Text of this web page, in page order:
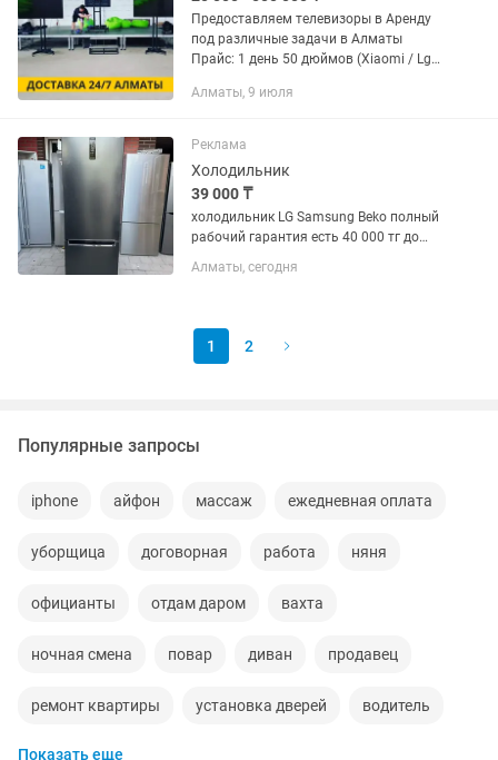
Предоставляем телевизоры в Аренду
под различные задачи в Алматы
Прайс: 1 день 50 дюймов (Xiaomi / Lg
55") - 55к / сутки 65 дюймов (Xiaomi
Алматы, 9 июля
Реклама
Холодильник
39 000 ₸
холодильник LG Samsung Beko полный
рабочий гарантия есть 40 000 тг до
Алматы, сегодня
1 2
Популярные запросы
iphone айфон массаж ежедневная оплата
уборщица договорная работа няня
официанты отдам даром вахта
ночная смена повар диван продавец
ремонт квартиры установка дверей водитель
Показать еще